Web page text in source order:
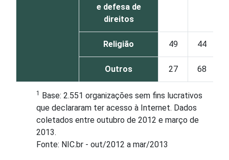
e defesa de
direitos
Religião 49 44
Outros 27 68
1 Base: 2.551 organizações sem fins lucrativos
que declararam ter acesso à Internet. Dados
coletados entre outubro de 2012 e março de
2013.
Fonte: NIC.br - out/2012 a mar/2013